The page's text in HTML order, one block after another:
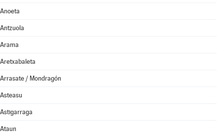
Anoeta
Antzuola
Arama
Aretxabaleta
Arrasate / Mondragón
Asteasu
Astigarraga
Ataun